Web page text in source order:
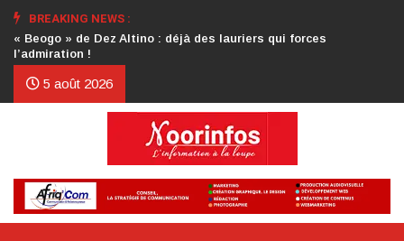
BREAKING NEWS :
Crise au CDP : l’authentification de la lettre du président
d’honneur toujours attendue
5 août 2026